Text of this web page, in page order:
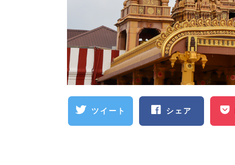
ツイート シェア